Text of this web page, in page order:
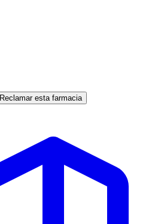
Reclamar esta farmacia